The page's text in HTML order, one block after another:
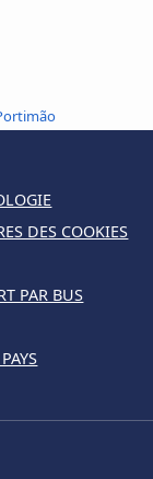
DES COOKIES
PAR BUS